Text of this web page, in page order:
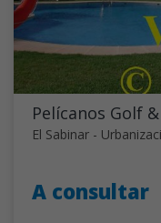
Pelícanos Golf
A consultar